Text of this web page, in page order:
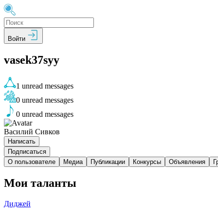
Войти
vasek37syy
1 unread messages
0 unread messages
0 unread messages
Василий Сивков
Написать
Подписаться
О пользователе
Медиа Публикации Конкурсы Объявления
Мои таланты
Диджей